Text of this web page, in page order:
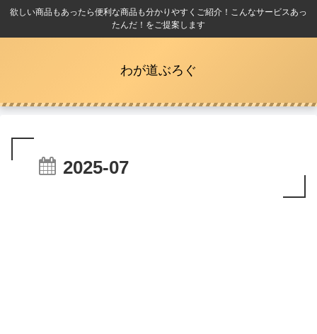
欲しい商品もあったら便利な商品も分かりやすくご紹介！こんなサービスあっ
たんだ！をご提案します
わが道ぶろぐ
2025-07